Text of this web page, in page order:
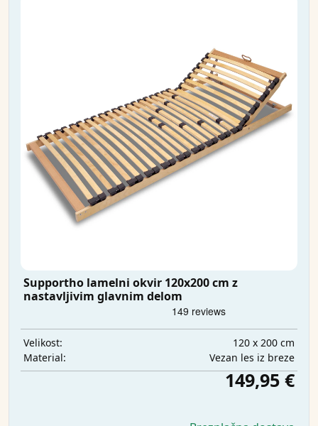
Supportho lamelni okvir 120x200 cm z
nastavljivim glavnim delom
Velikost:
120 x 200 cm
Material:
Vezan les iz breze
149,95 €